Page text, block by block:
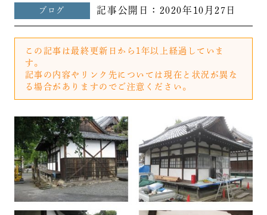
ブログ 記事公開日： 2020年10月27日
この記事は最終更新日から1年以上経過していま
す。
記事の内容やリンク先については現在と状況が異な
る場合がありますのでご注意ください。